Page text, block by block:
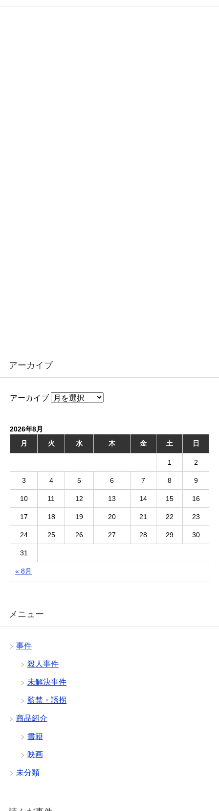
アーカイブ
アーカイブ
2026年8月
月
火 水 木 金 土 日
« 8月
1 2
3 4 5 6 7 8 9
10 11 12 13 14 15 16
17 18 19 20 21 22 23
24 25 26 27 28 29 30
31
メニュー
事件
殺人事件
未解決事件
監禁・誘拐
商品紹介
書籍
映画
未分類